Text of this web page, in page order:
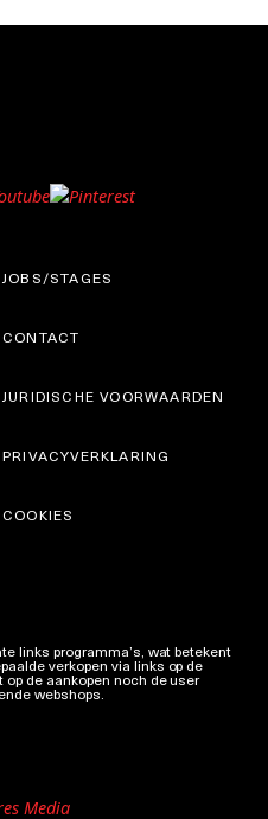
JOBS/STAGES
CONTACT
JURIDISCHE VOORWAARDEN
PRIVACYVERKLARING
COOKIES
links programma’s, wat betekent
verkopen via links op de
de aankopen noch de user
webshops.